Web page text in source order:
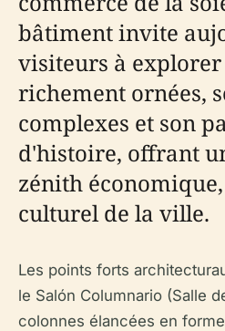
bâtiment invite
visiteurs à explorer
richement ornées,
complexes et son
d'histoire, offrant
zénith
culturel de la ville.
Les points forts
le Salón Columnario (Salle
colonnes élancées en